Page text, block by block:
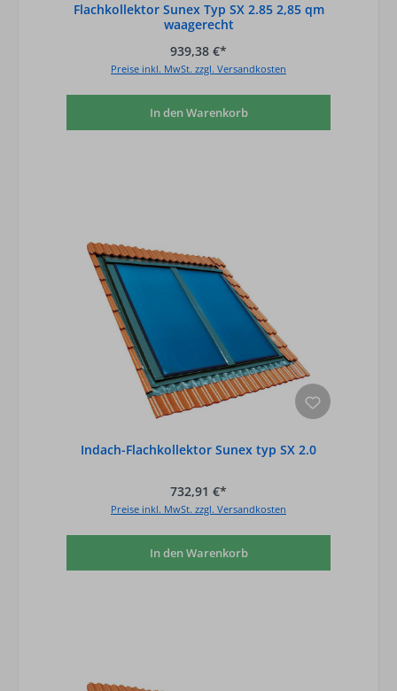
Flachkollektor Sunex Typ SX 2.85 2,85 qm
waagerecht
939,38 €*
Preise inkl. MwSt. zzgl. Versandkosten
In den Warenkorb
Indach-Flachkollektor Sunex typ SX 2.0
732,91 €*
Preise inkl. MwSt. zzgl. Versandkosten
In den Warenkorb